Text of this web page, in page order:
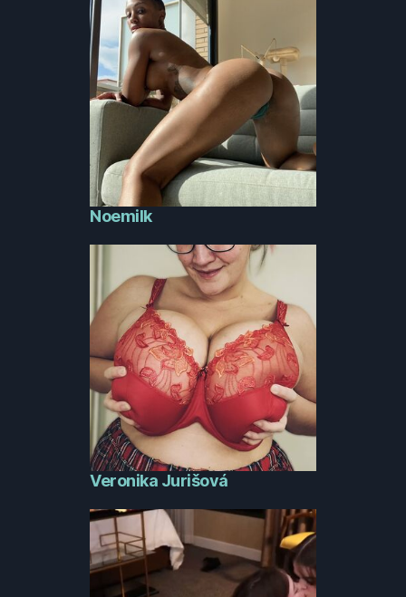
Noemilk
Veronika Jurišová